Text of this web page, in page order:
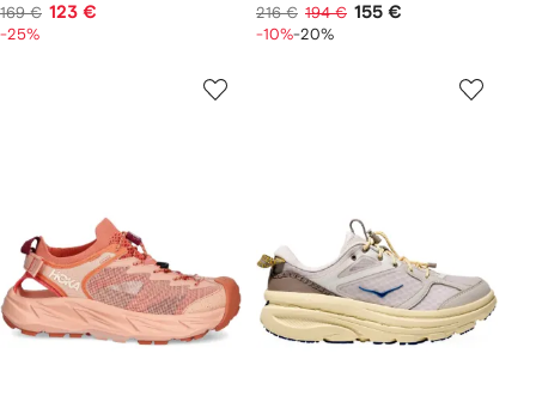
169 € 123 €
-25%
216 € 194 € 155 €
-10%-20%